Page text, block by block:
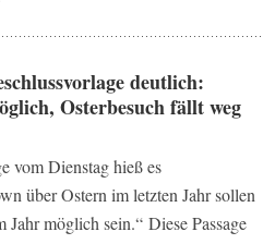
deutlich:
Osterbesuch fällt weg
vom Dienstag hieß es
über Ostern im letzten Jahr sollen
Jahr möglich sein.“ Diese Passage